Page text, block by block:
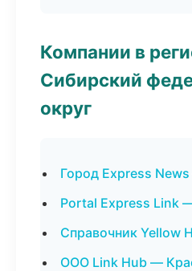
Компании в
Сибирский
округ
Город Express
Portal Express Link
Справочник Yellow
ООО Link Hub —